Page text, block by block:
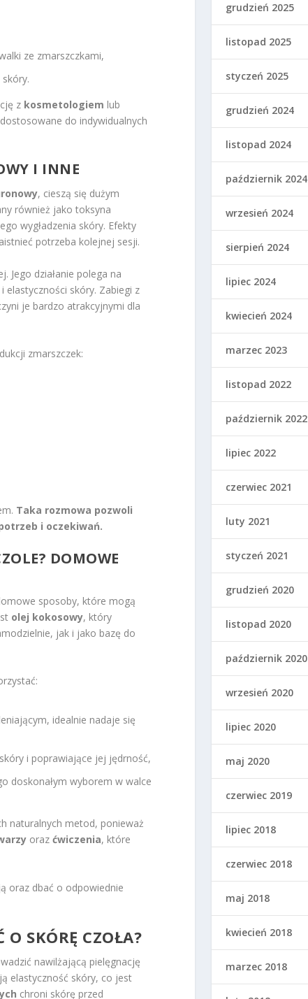
ze zmarszczkami,
z kosmetologiem lub
do indywidualnych
I INNE
, cieszą się dużym
również jako toksyna
wygładzenia skóry. Efekty
potrzeba kolejnej sesji.
Jego działanie polega na
elastyczności skóry. Zabiegi z
je bardzo atrakcyjnymi dla
zmarszczek:
Taka rozmowa pozwoli
i oczekiwań.
DOMOWE
sposoby, które mogą
olej kokosowy, który
jak i jako bazę do
idealnie nadaje się
i poprawiające jej jędrność,
doskonałym wyborem w walce
naturalnych metod, ponieważ
orazćwiczenia, które
oraz dbać o odpowiednie
O SKÓRĘ CZOŁA?
nawilżającą pielęgnację
elastyczność skóry, co jest
chroni skórę przed
grudzień 2025
listopad 2025
styczeń 2025
grudzień 2024
listopad 2024
październik 2024
wrzesień 2024
sierpień 2024
lipiec 2024
kwiecień 2024
marzec 2023
listopad 2022
październik 2022
lipiec 2022
czerwiec 2021
luty 2021
styczeń 2021
grudzień 2020
listopad 2020
październik 2020
wrzesień 2020
lipiec 2020
maj 2020
czerwiec 2019
lipiec 2018
czerwiec 2018
maj 2018
kwiecień 2018
marzec 2018